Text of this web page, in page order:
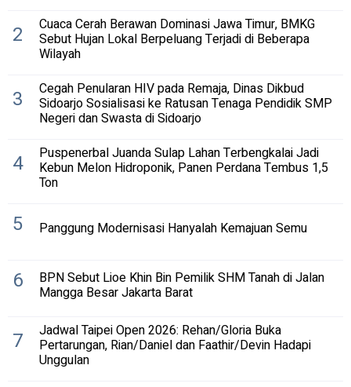
2 Cuaca Cerah Berawan Dominasi Jawa Timur, BMKG
Sebut Hujan Lokal Berpeluang Terjadi di Beberapa
Wilayah
3 Cegah Penularan HIV pada Remaja, Dinas Dikbud
Sidoarjo Sosialisasi ke Ratusan Tenaga Pendidik SMP
Negeri dan Swasta di Sidoarjo
4 Puspenerbal Juanda Sulap Lahan Terbengkalai Jadi
Kebun Melon Hidroponik, Panen Perdana Tembus 1,5
Ton
5 Panggung Modernisasi Hanyalah Kemajuan Semu
6 BPN Sebut Lioe Khin Bin Pemilik SHM Tanah di Jalan
Mangga Besar Jakarta Barat
7 Jadwal Taipei Open 2026: Rehan/Gloria Buka
Pertarungan, Rian/Daniel dan Faathir/Devin Hadapi
Unggulan